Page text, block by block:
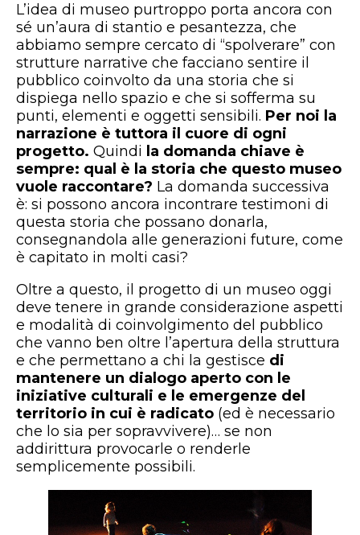
L’idea di museo purtroppo porta ancora con
sé un’aura di stantio e pesantezza, che
abbiamo sempre cercato di “spolverare” con
strutture narrative che facciano sentire il
pubblico coinvolto da una storia che si
dispiega nello spazio e che si sofferma su
punti, elementi e oggetti sensibili. Per noi la
narrazione è tuttora il cuore di ogni
progetto. Quindi la domanda chiave è
sempre: qual è la storia che questo museo
vuole raccontare? La domanda successiva
è: si possono ancora incontrare testimoni di
questa storia che possano donarla,
consegnandola alle generazioni future, come
è capitato in molti casi?
Oltre a questo, il progetto di un museo oggi
deve tenere in grande considerazione aspetti
e modalità di coinvolgimento del pubblico
che vanno ben oltre l’apertura della struttura
e che permettano a chi la gestisce di
mantenere un dialogo aperto con le
iniziative culturali e le emergenze del
territorio in cui è radicato (ed è necessario
che lo sia per sopravvivere)… se non
addirittura provocarle o renderle
semplicemente possibili.